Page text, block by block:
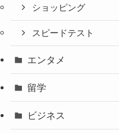
ショッピング
スピードテスト
エンタメ
留学
ビジネス